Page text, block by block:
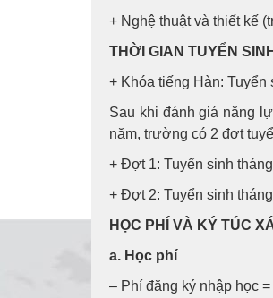
+ Nghệ thuật và thiết kế
THỜI GIAN TUYỂN SINH
+ Khóa tiếng Hàn: Tuyển
Sau khi đánh giá năng
năm, trường có 2 đợt
+ Đợt 1: Tuyển sinh
+ Đợt 2: Tuyển sinh
HỌC PHÍ VÀ KÝ TÚC
a. Học phí
– Phí đăng ký nhập học